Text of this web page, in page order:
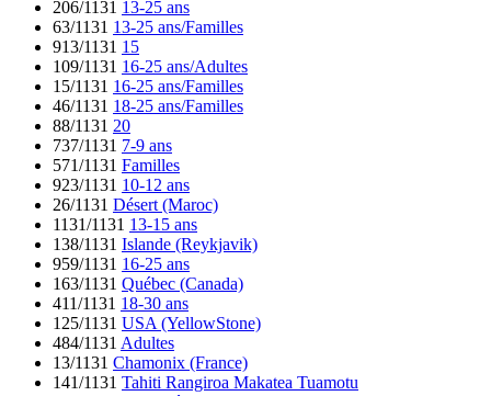
206/1131 13-25 ans
63/1131 13-25 ans/Familles
913/1131 15
109/1131 16-25 ans/Adultes
15/1131 16-25 ans/Familles
46/1131 18-25 ans/Familles
88/1131 20
737/1131 7-9 ans
571/1131 Familles
923/1131 10-12 ans
26/1131 Désert (Maroc)
1131/1131 13-15 ans
138/1131 Islande (Reykjavik)
959/1131 16-25 ans
163/1131 Québec (Canada)
411/1131 18-30 ans
125/1131 USA (YellowStone)
484/1131 Adultes
13/1131 Chamonix (France)
141/1131 Tahiti Rangiroa Makatea Tuamotu